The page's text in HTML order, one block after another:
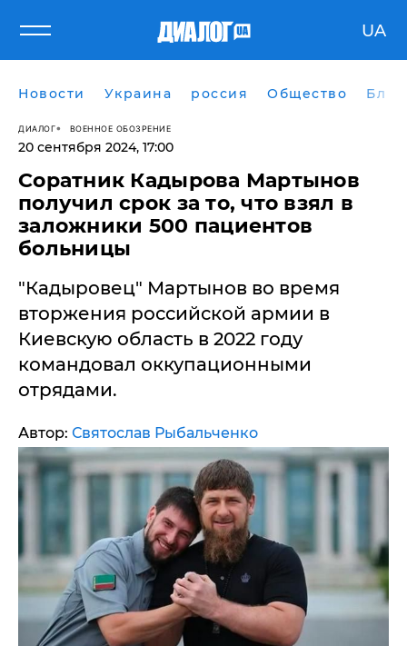
UA
Новости Украина россия Общество
ДИАЛОГ ВОЕННОЕ ОБОЗРЕНИЕ
20 сентября 2024, 17:00
Соратник Кадырова Мартынов
получил срок за то, что взял в
заложники 500 пациентов
больницы
"Кадыровец" Мартынов во время
вторжения российской армии в
Киевскую область в 2022 году
командовал оккупационными
отрядами.
Автор: Святослав Рыбальченко